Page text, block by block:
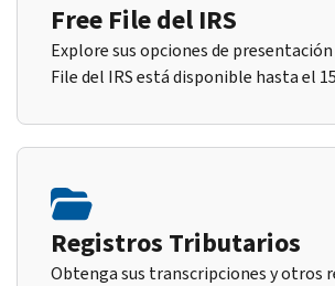
Free File del IRS
Explore sus opciones de
File del IRS está disponible hasta el
Registros Tributarios
Obtenga sus transcripciones y otros